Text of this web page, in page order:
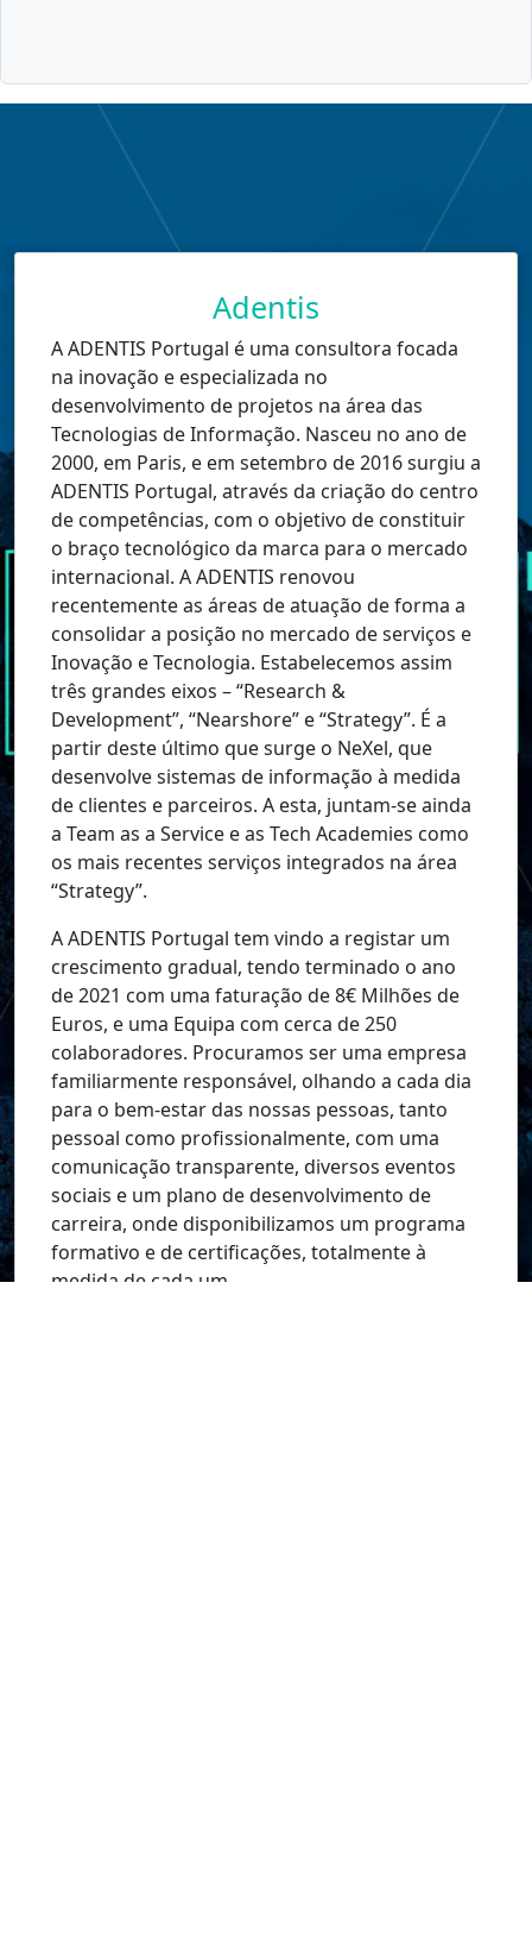
Adentis
A ADENTIS Portugal é uma consultora focada
na inovação e especializada no
desenvolvimento de projetos na área das
Tecnologias de Informação. Nasceu no ano de
2000, em Paris, e em setembro de 2016 surgiu a
ADENTIS Portugal, através da criação do centro
de competências, com o objetivo de constituir
o braço tecnológico da marca para o mercado
internacional. A ADENTIS renovou
recentemente as áreas de atuação de forma a
consolidar a posição no mercado de serviços e
Inovação e Tecnologia. Estabelecemos assim
três grandes eixos – “Research &
Development”, “Nearshore” e “Strategy”. É a
partir deste último que surge o NeXel, que
desenvolve sistemas de informação à medida
de clientes e parceiros. A esta, juntam-se ainda
a Team as a Service e as Tech Academies como
os mais recentes serviços integrados na área
“Strategy”.
A ADENTIS Portugal tem vindo a registar um
crescimento gradual, tendo terminado o ano
de 2021 com uma faturação de 8€ Milhões de
Euros, e uma Equipa com cerca de 250
colaboradores. Procuramos ser uma empresa
familiarmente responsável, olhando a cada dia
para o bem-estar das nossas pessoas, tanto
pessoal como profissionalmente, com uma
comunicação transparente, diversos eventos
sociais e um plano de desenvolvimento de
carreira, onde disponibilizamos um programa
formativo e de certificações, totalmente à
medida de cada um.